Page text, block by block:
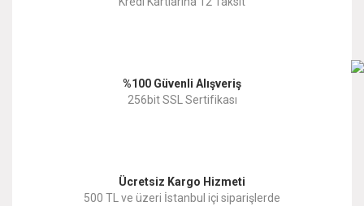
%100 Güvenli Alışveriş
256bit SSL Sertifikası
Ücretsiz Kargo Hizmeti
500 TL ve üzeri İstanbul içi siparişlerde